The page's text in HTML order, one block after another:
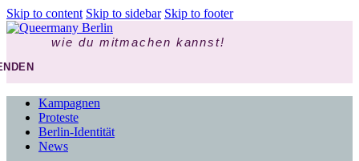
Skip to content Skip to sidebar Skip to footer
wie du mitmachen kannst!
Kampagnen
Proteste
Berlin-Identität
News